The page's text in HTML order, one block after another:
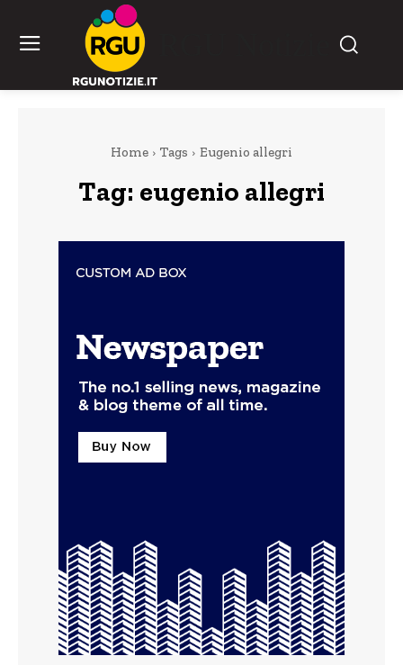
Home Tags Eugenio allegri
Tag: eugenio allegri